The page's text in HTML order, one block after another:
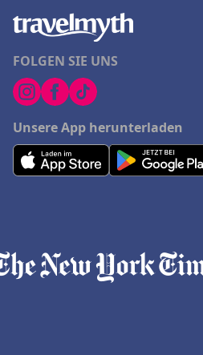
FOLGEN SIE UNS
Unsere App herunterladen